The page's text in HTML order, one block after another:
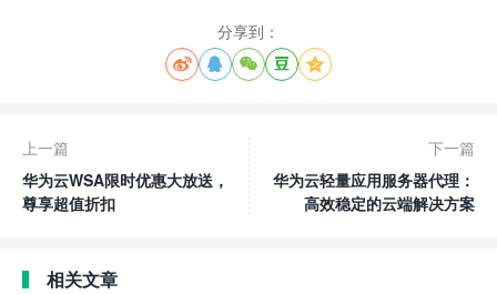
分享到：
    
上一篇
华为云WSA限时优惠大放送，
尊享超值折扣
下一篇
华为云轻量应用服务器代理：
高效稳定的云端解决方案
相关文章